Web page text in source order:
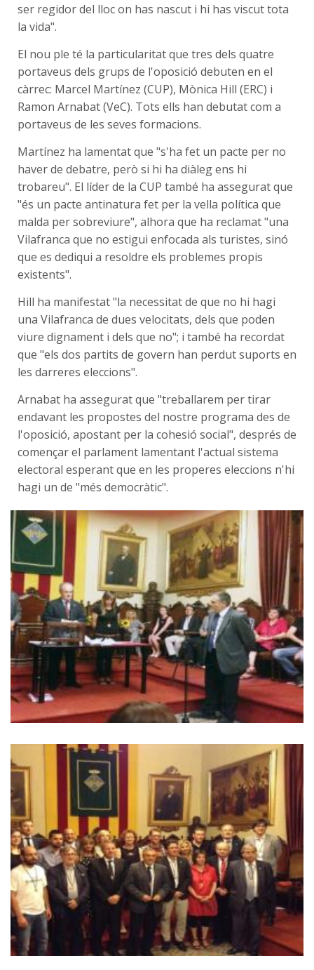
ser regidor del lloc on has nascut i hi has viscut tota
la vida".
El nou ple té la particularitat que tres dels quatre
portaveus dels grups de l'oposició debuten en el
càrrec: Marcel Martínez (CUP), Mònica Hill (ERC) i
Ramon Arnabat (VeC). Tots ells han debutat com a
portaveus de les seves formacions.
Martínez ha lamentat que "s'ha fet un pacte per no
haver de debatre, però si hi ha diàleg ens hi
trobareu". El líder de la CUP també ha assegurat que
"és un pacte antinatura fet per la vella política que
malda per sobreviure", alhora que ha reclamat "una
Vilafranca que no estigui enfocada als turistes, sinó
que es dediqui a resoldre els problemes propis
existents".
Hill ha manifestat "la necessitat de que no hi hagi
una Vilafranca de dues velocitats, dels que poden
viure dignament i dels que no"; i també ha recordat
que "els dos partits de govern han perdut suports en
les darreres eleccions".
Arnabat ha assegurat que "treballarem per tirar
endavant les propostes del nostre programa des de
l'oposició, apostant per la cohesió social", després de
començar el parlament lamentant l'actual sistema
electoral esperant que en les properes eleccions n'hi
hagi un de "més democràtic".